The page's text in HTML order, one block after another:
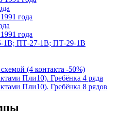
года
года
1В; ПТ-27-1В; ПТ-29-1В
(4 контакта -50%)
Пли10). Гребёнка 4 ряда
Пли10). Гребёнка 8 рядов